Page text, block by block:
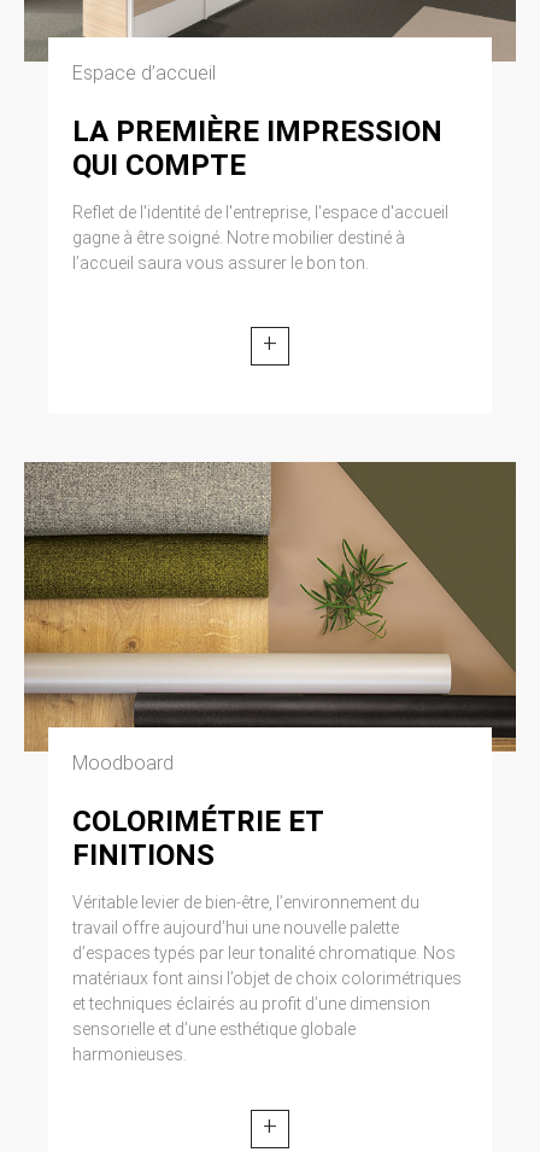
Espace d’accueil
LA PREMIÈRE IMPRESSION
QUI COMPTE
Reflet de l'identité de l'entreprise, l'espace d'accueil
gagne à être soigné. Notre mobilier destiné à
l’accueil saura vous assurer le bon ton.
+
Moodboard
COLORIMÉTRIE ET
FINITIONS
Véritable levier de bien-être, l’environnement du
travail offre aujourd’hui une nouvelle palette
d’espaces typés par leur tonalité chromatique. Nos
matériaux font ainsi l’objet de choix colorimétriques
et techniques éclairés au profit d’une dimension
sensorielle et d’une esthétique globale
harmonieuses.
+